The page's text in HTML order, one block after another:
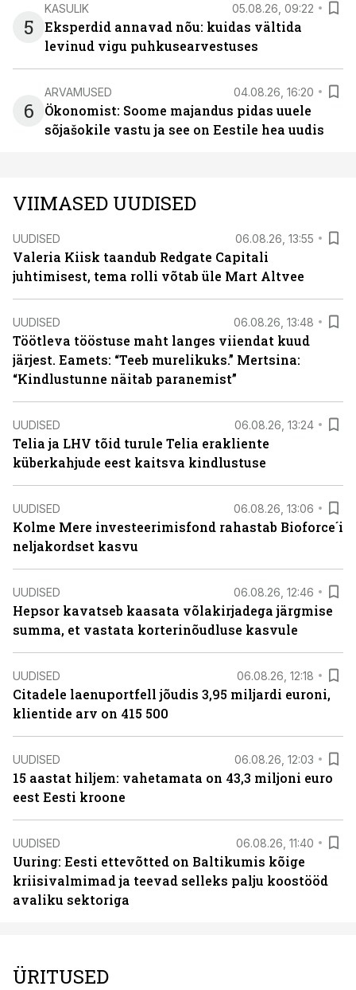
5
KASULIK 05.08.26, 09:22
Eksperdid annavad nõu: kuidas vältida
levinud vigu puhkusearvestuses
6
ARVAMUSED 04.08.26, 16:20
Ökonomist: Soome majandus pidas uuele
sõjašokile vastu ja see on Eestile hea uudis
VIIMASED UUDISED
UUDISED 06.08.26, 13:55
Valeria Kiisk taandub Redgate Capitali
juhtimisest, tema rolli võtab üle Mart Altvee
UUDISED 06.08.26, 13:48
Töötleva tööstuse maht langes viiendat kuud
järjest. Eamets: “Teeb murelikuks.” Mertsina:
“Kindlustunne näitab paranemist”
UUDISED 06.08.26, 13:24
Telia ja LHV tõid turule Telia erakliente
küberkahjude eest kaitsva kindlustuse
UUDISED 06.08.26, 13:06
Kolme Mere investeerimisfond rahastab Bioforce´i
neljakordset kasvu
UUDISED 06.08.26, 12:46
Hepsor kavatseb kaasata võlakirjadega järgmise
summa, et vastata korterinõudluse kasvule
UUDISED 06.08.26, 12:18
Citadele laenuportfell jõudis 3,95 miljardi euroni,
klientide arv on 415 500
UUDISED 06.08.26, 12:03
15 aastat hiljem: vahetamata on 43,3 miljoni euro
eest Eesti kroone
UUDISED 06.08.26, 11:40
Uuring: Eesti ettevõtted on Baltikumis kõige
kriisivalmimad ja teevad selleks palju koostööd
avaliku sektoriga
ÜRITUSED